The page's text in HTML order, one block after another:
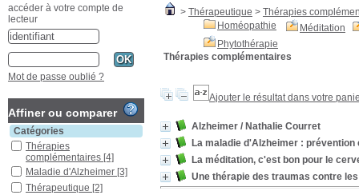
> Thérapeutique > Thérapies
Homéopathie
Méditation
Phytothérapie
Thérapies complémentaires
Ajouter le résultat dans votre
Alzheimer / Nathalie Courret
La maladie d'Alzheimer :
La méditation, c'est bon pour le
Une thérapie des traumas contre
accéder à votre compte de
lecteur
Mot de passe oublié ?
Affiner ou comparer
Catégories
Thérapies
complémentaires [4]
Maladie d'Alzheimer [3]
Thérapeutique [2]